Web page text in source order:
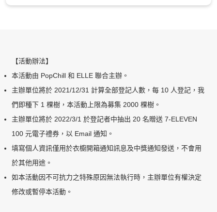
【活動辦法】
本活動由 PopChill 和 ELLE 聯合主辦。
主辦單位將於 2021/12/31 計算全部登記人數，每 10 人登記，我
們即種下 1 棵樹，本活動上限為募集 2000 棵樹。
主辦單位將於 2022/3/1 於登記者中抽出 20 名贈送 7-ELEVEN
100 元電子禮券，以 Email 通知。
填寫個人資訊僅用於衣櫥開箱通知訊息及中獎通知發送，不會用
於其他用途。
如本活動因不可抗力之特殊原因無法執行時，主辦單位有權決定
修改或暫停本活動。